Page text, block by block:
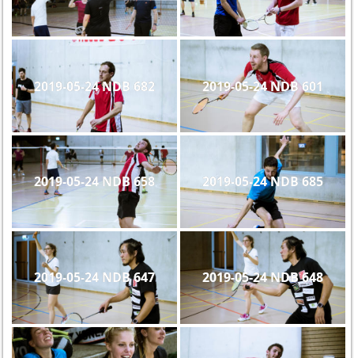
2019-05-24 NDB 682 2019-05-24 NDB 601
2019-05-24 NDB 658 2019-05-24 NDB 685
2019-05-24 NDB 647 2019-05-24 NDB 648